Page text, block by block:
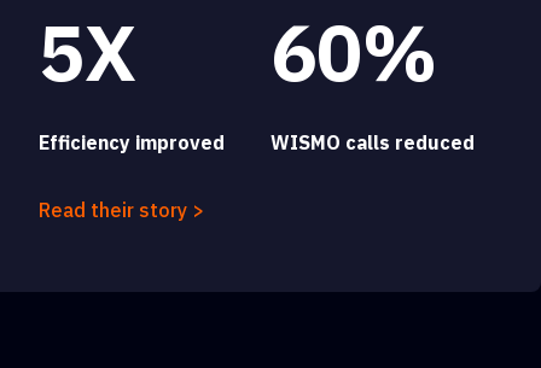
5X
Efficiency improved
60%
WISMO calls reduced
Read their story >